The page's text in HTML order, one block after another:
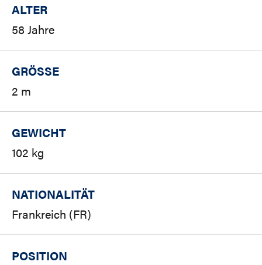
ALTER
58 Jahre
GRÖSSE
2 m
GEWICHT
102 kg
NATIONALITÄT
Frankreich (FR)
POSITION